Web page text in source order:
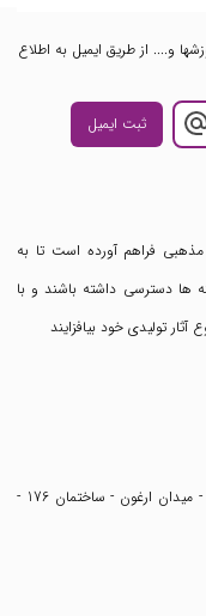
و.... از طریق ایمیل به اطلاع
ثبت ایمیل
فراهم آورده است تا به
ها دسترسی داشته باشند و با
آثار تولیدی خود بیافزایند
تهران - شهر گلستان - بلوار گلستان - میدان ارغون - ساختمان 176 -